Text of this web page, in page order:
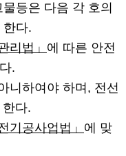
등은 다음 각 호의
한다.
리법」 에 따른 안전
.
니하여야 하며, 전선
다.
전기공사업법」 에 맞